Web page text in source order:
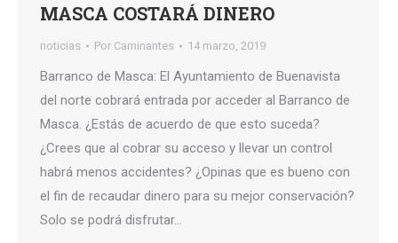
MASCA COSTARÁ DINERO
noticias Por Caminantes 14 marzo, 2019
Barranco de Masca: El Ayuntamiento de Buenavista
del norte cobrará entrada por acceder al Barranco de
Masca. ¿Estás de acuerdo de que esto suceda?
¿Crees que al cobrar su acceso y llevar un control
habrá menos accidentes? ¿Opinas que es bueno con
el fin de recaudar dinero para su mejor conservación?
Solo se podrá disfrutar…